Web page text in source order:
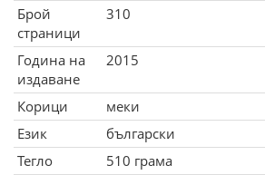
Брой
страници
310
Година на
издаване
2015
Корици
меки
Език
български
Тегло
510 грама